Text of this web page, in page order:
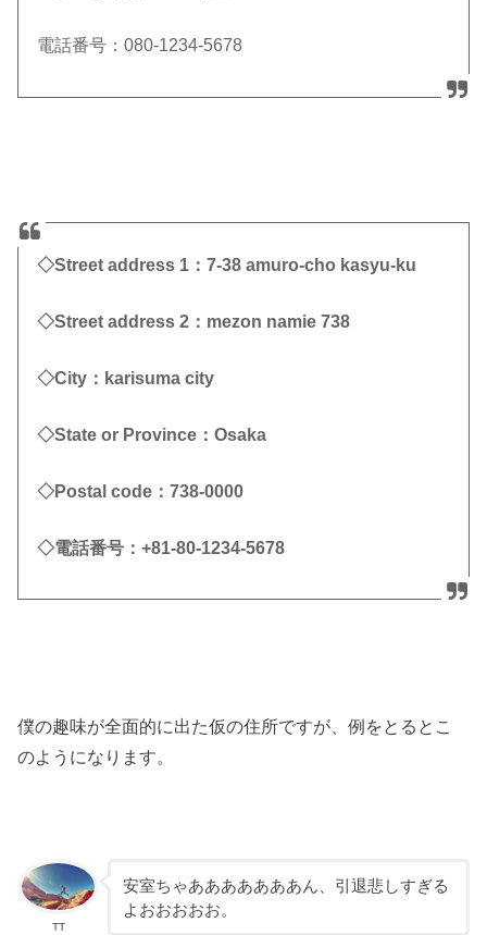
電話番号：080‐1234‐5678
◇Street address 1：7-38 amuro-cho kasyu-ku
◇Street address 2：mezon namie 738
◇City：karisuma city
◇State or Province：Osaka
◇Postal code：738-0000
◇電話番号：+81-80-1234-5678
僕の趣味が全面的に出た仮の住所ですが、例をとるとこ
のようになります。
TT
安室ちゃあああああああん、引退悲しすぎる
よおおおおお。